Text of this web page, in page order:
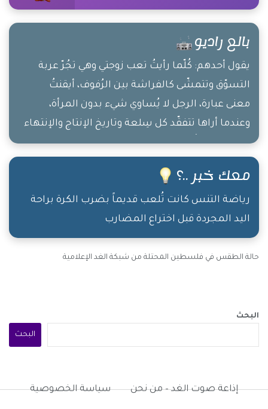
بالع راديو
يقول أحدهم: كُلّما رأيتُ تعب زوجتي وهي تجُرّ عربة
التسوّق وتتمشّى كالفراشة بين الرُفوف، أيقنتُ
معنى عبارة، الرجل لا يُساوي شيء بدون المرأة،
وعندما أراها تتفقّد كل سِلعة وتاريخ الإنتاج والإنتهاء
أيقنتُ لماذا تُعتبر المرأة النصف الكامل للمجتمع،
الخُضار والفواكه، أيقنتُ صدق مَن قال ؛ المرأة طاقة
لا تنضبْ، وعندما رأيتُ قيمة فاتورة التسوّق، أيقنتُ
لماذا كان أبو جهل يقوم بـ دفنهنّ وهُنّ أحياء.
معك خبر ..؟
رياضة التنس كانت تُلعب قديماً بضرب الكرة براحة
اليد المجردة قبل اختراع المضارب
حالة الطقس في فلسطين المحتلة من شبكة الغد الإعلامية
البحث
البحث
إذاعة صوت الغد – من نحن سياسة الخصوصية